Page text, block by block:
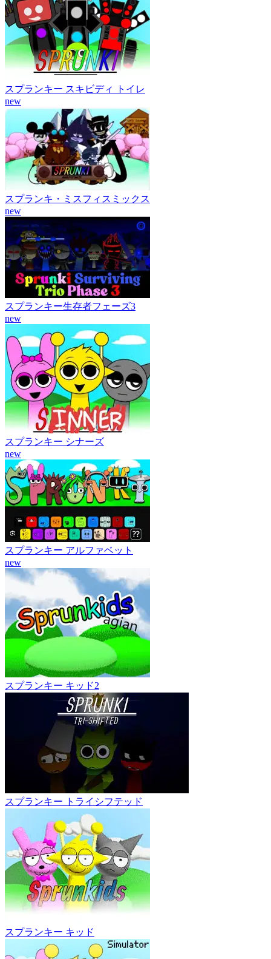
スプランキー スキビディ トイレ
new
スプランキ・ミスフィスミックス
new
スプランキー生存者フェーズ3
new
スプランキー シナーズ
new
スプランキー アルファベット
new
スプランキー キッド2
スプランキー トライシフテッド
スプランキー キッド